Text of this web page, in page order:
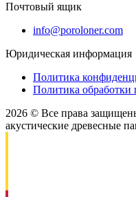
Почтовый ящик
info@poroloner.com
Юридическая информация
Политика
Политика
2026 © Все права
акустические древесные